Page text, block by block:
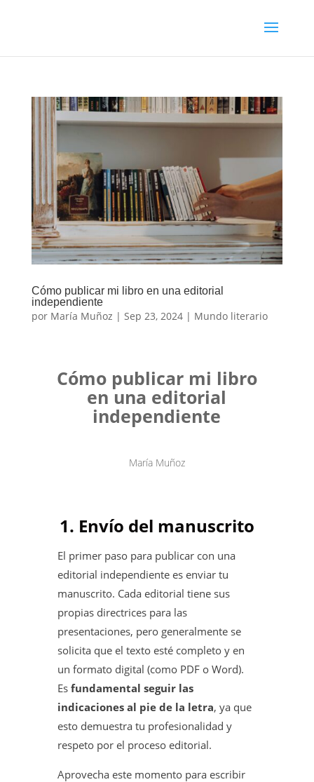
Cómo publicar mi libro en una editorial
independiente
por María Muñoz | Sep 23, 2024| Mundo literario
Cómo publicar mi libro
en una editorial
independiente
María Muñoz
1. Envío del manuscrito
El primer paso para publicar con una
editorial independiente es enviar tu
manuscrito. Cada editorial tiene sus
propias directrices para las
presentaciones, pero generalmente se
solicita que el texto esté completo y en
un formato digital (como PDF o Word).
Es fundamental seguir las
indicaciones al pie de la letra, ya que
esto demuestra tu profesionalidad y
respeto por el proceso editorial.
Aprovecha este momento para escribir